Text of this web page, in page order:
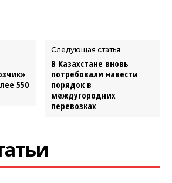
550
Следующая статья
В Казахстане вновь
потребовали навести
порядок в
междугородних
перевозках